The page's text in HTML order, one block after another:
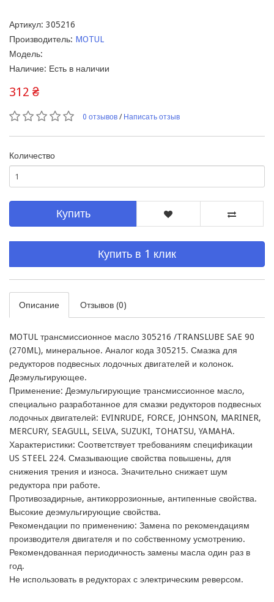
Артикул: 305216
Производитель: MOTUL
Модель:
Наличие: Есть в наличии
312 ₴
0 отзывов / Написать отзыв
Количество
Купить
Купить в 1 клик
Описание Отзывов (0)
MOTUL трансмиссионное масло 305216 /TRANSLUBE SAE 90
(270ML), минеральное. Аналог кода 305215. Смазка для
редукторов подвесных лодочных двигателей и колонок.
Деэмульгирующее.
Применение: Деэмульгирующие трансмиссионное масло,
специально разработанное для смазки редукторов подвесных
лодочных двигателей: EVINRUDE, FORCE, JOHNSON, MARINER,
MERCURY, SEAGULL, SELVA, SUZUKI, TOHATSU, YAMAHA.
Характеристики: Соответствует требованиям спецификации
US STEEL 224. Смазывающие свойства повышены, для
снижения трения и износа. Значительно снижает шум
редуктора при работе.
Противозадирные, антикоррозионные, антипенные свойства.
Высокие деэмульгирующие свойства.
Рекомендации по применению: Замена по рекомендациям
производителя двигателя и по собственному усмотрению.
Рекомендованная периодичность замены масла один раз в
год.
Не использовать в редукторах с электрическим реверсом.